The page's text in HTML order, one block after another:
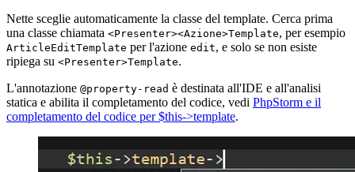
Nette sceglie automaticamente la classe del template. Cerca prima
una classe chiamata <Presenter><Azione>Template, per esempio
ArticleEditTemplate per l'azione edit, e solo se non esiste
ripiega su <Presenter>Template.
L'annotazione @property-read è destinata all'IDE e all'analisi
statica e abilita il completamento del codice, vedi PhpStorm e il
completamento del codice per $this⁠-⁠>⁠template.